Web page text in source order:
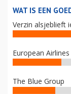
WAT IS EEN
Verzin alsjeblieft
European
The Blue Group